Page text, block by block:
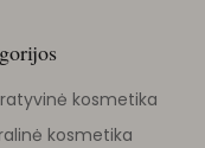
kosmetika
kosmetika